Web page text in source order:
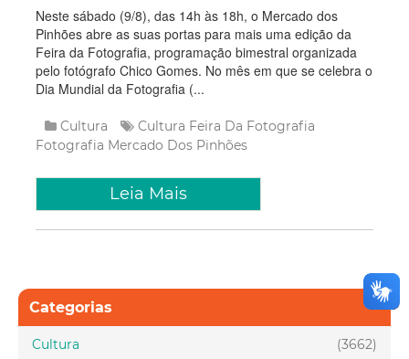
Neste sábado (9/8), das 14h às 18h, o Mercado dos
Pinhões abre as suas portas para mais uma edição da
Feira da Fotografia, programação bimestral organizada
pelo fotógrafo Chico Gomes. No mês em que se celebra o
Dia Mundial da Fotografia (...
Cultura Cultura Feira Da Fotografia
Fotografia Mercado Dos Pinhões
Leia Mais
Categorias
(3662)
Cultura